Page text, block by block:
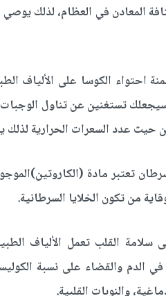
المعادن في العظام، لذلك يوصي
احتواء الكوسا على الألياف
تستغنين عن تناول الوجبات
حيث عدد السعرات الحرارية
تعتبر مادة
من تكون الخلايا السرطانية.
القلب تعمل الألياف
في الدم والقضاء على نسبة
والنوبات القلبية.